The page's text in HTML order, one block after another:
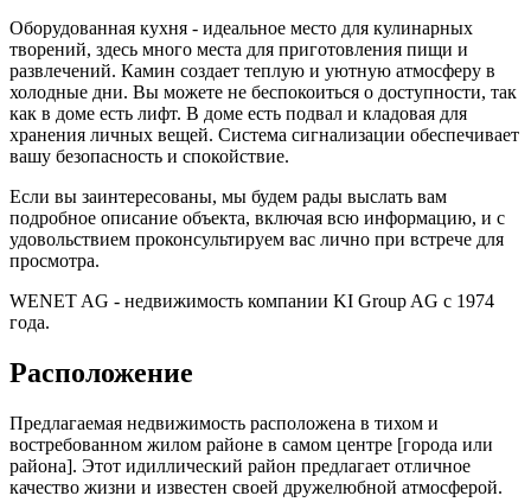
Оборудованная кухня - идеальное место для кулинарных
творений, здесь много места для приготовления пищи и
развлечений. Камин создает теплую и уютную атмосферу в
холодные дни. Вы можете не беспокоиться о доступности, так
как в доме есть лифт. В доме есть подвал и кладовая для
хранения личных вещей. Система сигнализации обеспечивает
вашу безопасность и спокойствие.
Если вы заинтересованы, мы будем рады выслать вам
подробное описание объекта, включая всю информацию, и с
удовольствием проконсультируем вас лично при встрече для
просмотра.
WENET AG - недвижимость компании KI Group AG с 1974
года.
Расположение
Предлагаемая недвижимость расположена в тихом и
востребованном жилом районе в самом центре [города или
района]. Этот идиллический район предлагает отличное
качество жизни и известен своей дружелюбной атмосферой.